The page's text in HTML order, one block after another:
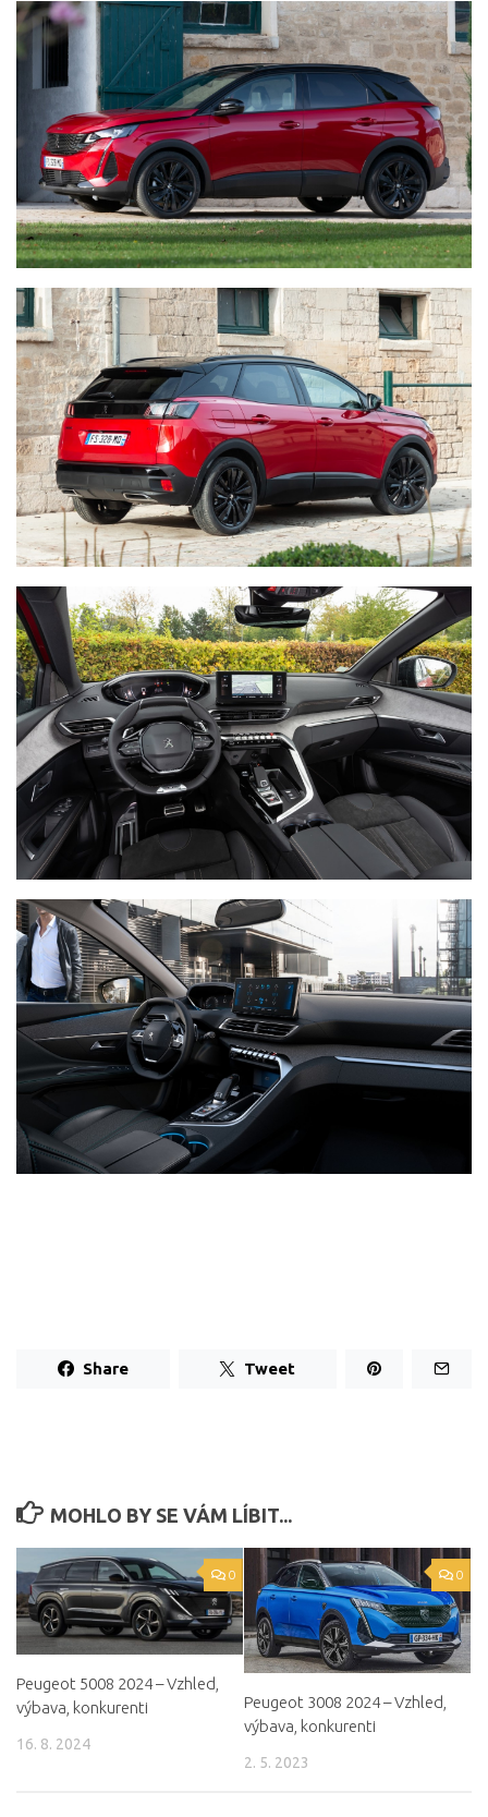
Share Tweet
MOHLO BY SE VÁM LÍBIT...
0
Peugeot 5008 2024 – Vzhled,
výbava, konkurenti
16. 8. 2024
0
Peugeot 3008 2024 – Vzhled,
výbava, konkurenti
2. 5. 2023